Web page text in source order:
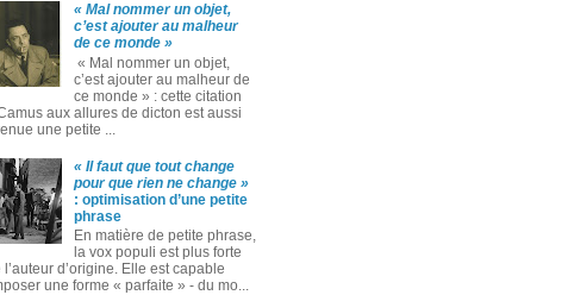
« Mal nommer un objet,
c’est ajouter au malheur
de ce monde »
« Mal nommer un objet,
c’est ajouter au malheur de
ce monde » : cette citation
aux allures de dicton est aussi
une petite ...
« Il faut que tout change
pour que rien ne change »
: optimisation d’une petite
phrase
En matière de petite phrase,
la vox populi est plus forte
l’auteur d’origine. Elle est capable
une forme « parfaite » ‑ du mo...